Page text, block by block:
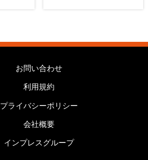
お問い合わせ
利用規約
プライバシーポリシー
会社概要
インプレスグループ